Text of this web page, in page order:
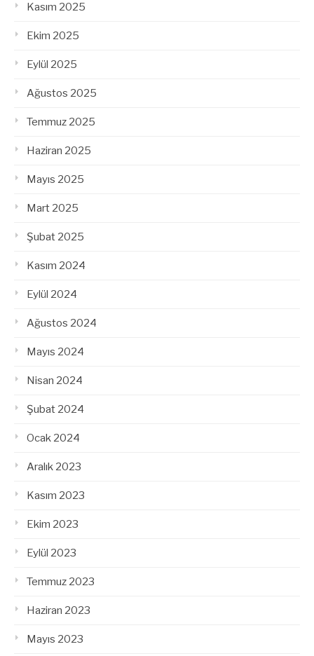
Kasım 2025
Ekim 2025
Eylül 2025
Ağustos 2025
Temmuz 2025
Haziran 2025
Mayıs 2025
Mart 2025
Şubat 2025
Kasım 2024
Eylül 2024
Ağustos 2024
Mayıs 2024
Nisan 2024
Şubat 2024
Ocak 2024
Aralık 2023
Kasım 2023
Ekim 2023
Eylül 2023
Temmuz 2023
Haziran 2023
Mayıs 2023